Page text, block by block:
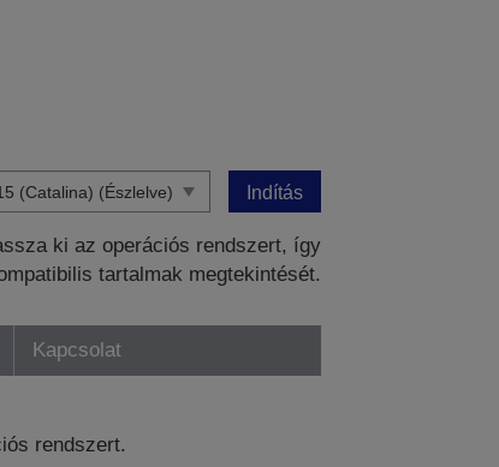
Indítás
ki az operációs rendszert, így
tartalmak megtekintését.
Kapcsolat
rendszert.